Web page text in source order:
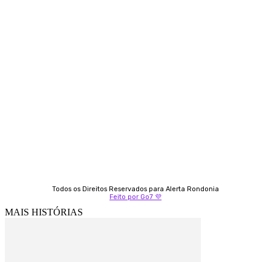
Todos os Direitos Reservados para Alerta Rondonia
Feito por Go7 💜
MAIS HISTÓRIAS